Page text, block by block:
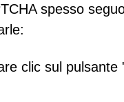
spesso
clic sul